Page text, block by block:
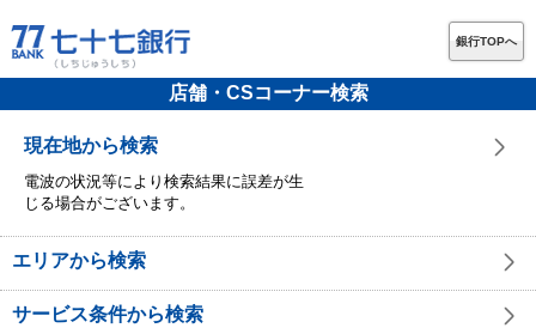
銀行TOPへ
店舗・CSコーナー検索
現在地から検索
電波の状況等により検索結果に誤差が生
じる場合がございます。
エリアから検索
サービス条件から検索